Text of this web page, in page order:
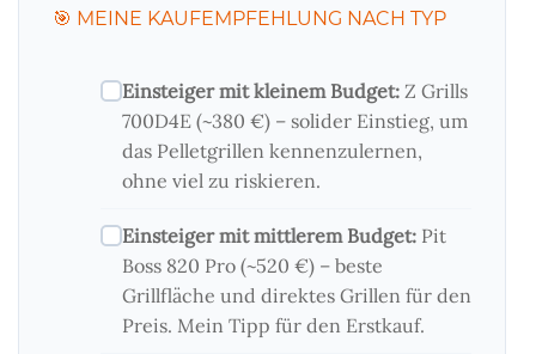
🎯 MEINE KAUFEMPFEHLUNG NACH TYP
Einsteiger mit kleinem Budget: Z Grills
700D4E (~380 €) – solider Einstieg, um
das Pelletgrillen kennenzulernen,
ohne viel zu riskieren.
Einsteiger mit mittlerem Budget: Pit
Boss 820 Pro (~520 €) – beste
Grillfläche und direktes Grillen für den
Preis. Mein Tipp für den Erstkauf.